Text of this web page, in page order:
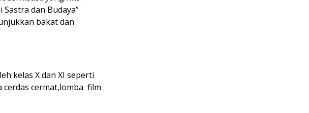
dan Budaya”
bakat dan
kelas X dan XI seperti
cermat,lomba film